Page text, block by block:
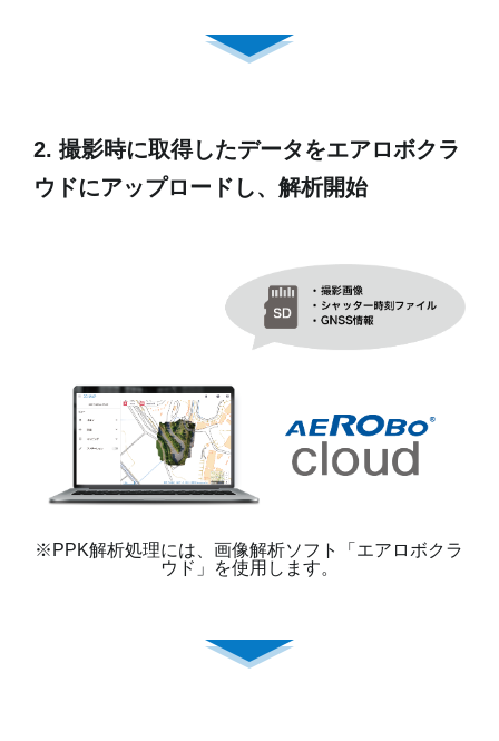
2. 撮影時に取得したデータをエアロボクラ
ウドにアップロードし、解析開始
※PPK解析処理には、画像解析ソフト「エアロボクラ
ウド」を使用します。